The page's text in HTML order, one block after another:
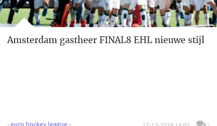
Amsterdam gastheer FINAL8 EHL nieuwe stijl